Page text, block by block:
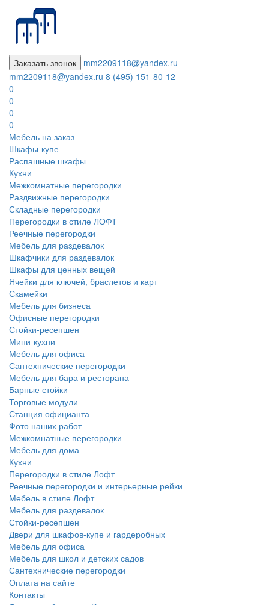
Заказать звонок
mm2209118@yandex.ru
mm2209118@yandex.ru 8 (495) 151-80-12
0
0
0
0
Мебель на заказ
Шкафы-купе
Распашные шкафы
Кухни
Межкомнатные перегородки
Раздвижные перегородки
Складные перегородки
Перегородки в стиле ЛОФТ
Реечные перегородки
Мебель для раздевалок
Шкафчики для раздевалок
Шкафы для ценных вещей
Ячейки для ключей, браслетов и карт
Скамейки
Мебель для бизнеса
Офисные перегородки
Стойки-ресепшен
Мини-кухни
Мебель для офиса
Сантехнические перегородки
Мебель для бара и ресторана
Барные стойки
Торговые модули
Станция официанта
Фото наших работ
Межкомнатные перегородки
Мебель для дома
Кухни
Перегородки в стиле Лофт
Реечные перегородки и интерьерные рейки
Мебель в стиле Лофт
Мебель для раздевалок
Стойки-ресепшен
Двери для шкафов-купе и гардеробных
Мебель для офиса
Мебель для школ и детских садов
Сантехнические перегородки
Оплата на сайте
Контакты